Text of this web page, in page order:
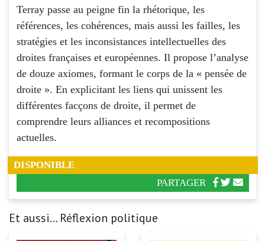
Terray passe au peigne fin la rhétorique, les
références, les cohérences, mais aussi les failles, les
stratégies et les inconsistances intellectuelles des
droites françaises et européennes. Il propose l’analyse
de douze axiomes, formant le corps de la « pensée de
droite ». En explicitant les liens qui unissent les
différentes facçons de droite, il permet de
comprendre leurs alliances et recompositions
actuelles.
DISPONIBLE
PARTAGER
Et aussi... Réflexion politique